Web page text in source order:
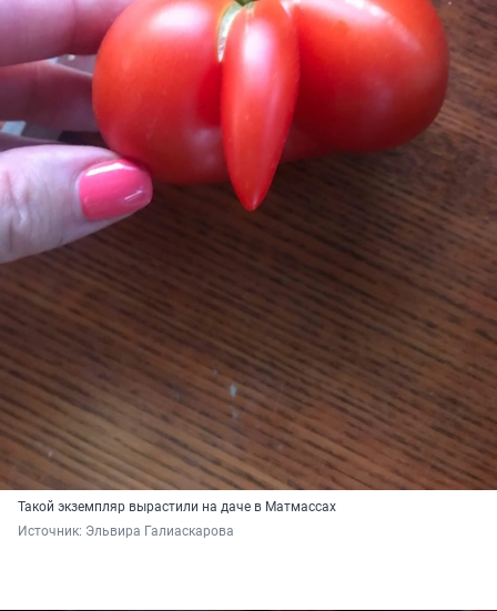
Такой экземпляр вырастили на даче в Матмассах
Источник: Эльвира Галиаскарова